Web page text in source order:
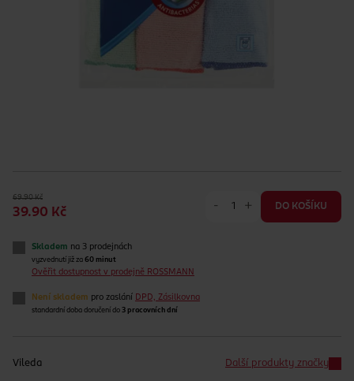
69.90 Kč
39.90 Kč
- + DO KOŠÍKU
Skladem na 3 prodejnách
vyzvednutí již za 60 minut
Ověřit dostupnost v prodejně ROSSMANN
Není skladem pro zaslání DPD, Zásilkovna
standardní doba doručení do 3 pracovních dní
Vileda Další produkty značky